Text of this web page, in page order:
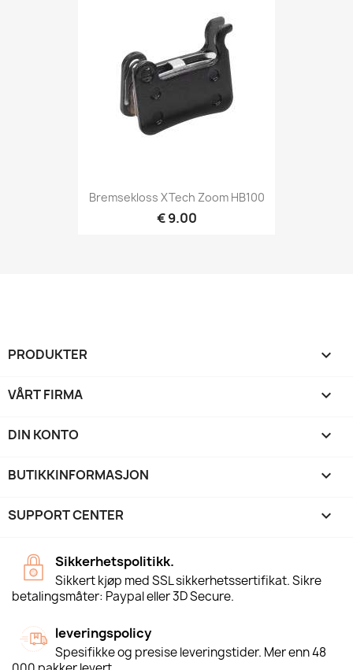
Bremsekloss XTech Zoom HB100
€ 9.00
PRODUKTER 
VÅRT FIRMA 
DIN KONTO 
BUTIKKINFORMASJON keyboard_arrow_down
SUPPORT CENTER 
Sikkerhetspolitikk.
Sikkert kjøp med SSL sikkerhetssertifikat. Sikre
betalingsmåter: Paypal eller 3D Secure.
leveringspolicy
Spesifikke og presise leveringstider. Mer enn 48